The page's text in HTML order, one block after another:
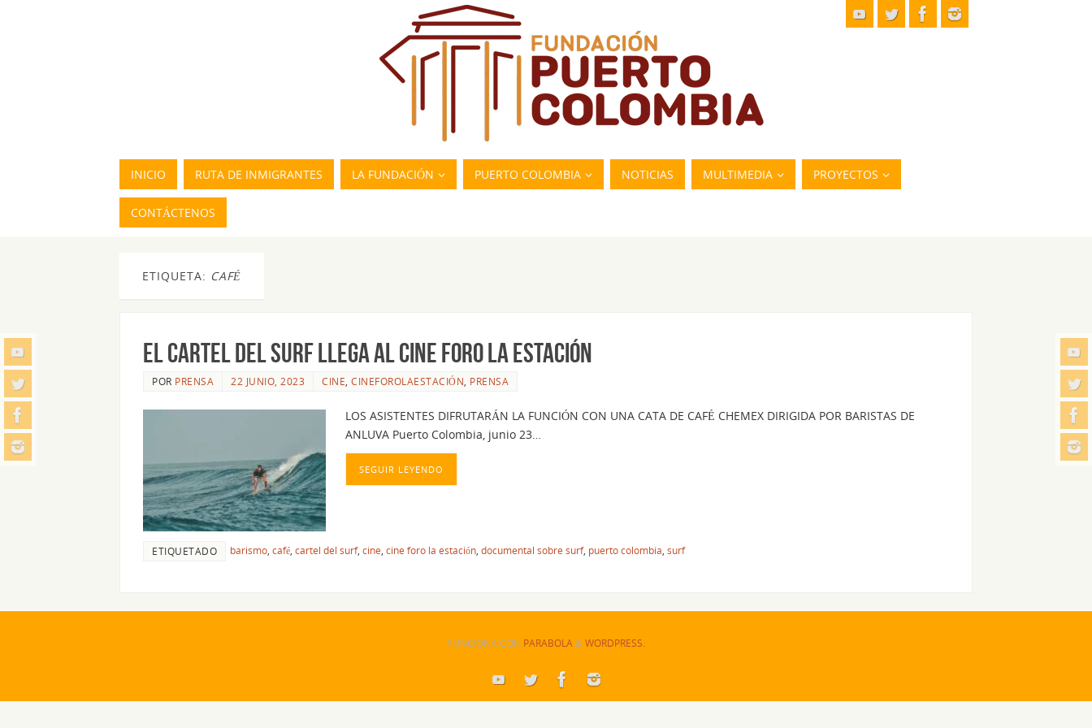
INICIO RUTA DE INMIGRANTES LA FUNDACIÓN PUERTO COLOMBIA NOTICIAS MULTIMEDIA PROYECTOS
CONTÁCTENOS
ETIQUETA: CAFÉ
EL CARTEL DEL SURF LLEGA AL CINE FORO LA ESTACIÓN
POR PRENSA 22 JUNIO, 2023 CINE CINEFOROLAESTACIÓN PRENSA
LOS ASISTENTES DIFRUTARÁN LA FUNCIÓN CON UNA CATA DE CAFÉ CHEMEX DIRIGIDA POR BARISTAS DE
ANLUVA Puerto Colombia, junio 23…
SEGUIR LEYENDO
ETIQUETADO barismo café cartel del surf, cine cine foro la estación documental sobre surf, puerto colombia surf
FUNCIONA CON PARABOLA&WORDPRESS.